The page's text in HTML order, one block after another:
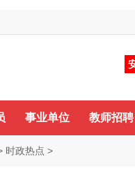
事业单位 教师招聘
时政热点 >